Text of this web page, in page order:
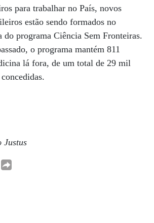
para trabalhar no País, novos
estão sendo formados no
programa Ciência Sem Fronteiras.
o programa mantém 811
lá fora, de um total de 29 mil
Justus